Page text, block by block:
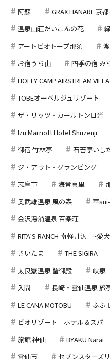
阿蘇
GRAX HANARE 京
温泉山荘だいこんの花
アートビオトープ那須
お宿うち山
四季の宿 み
HOLLY CAMP AIRSTREAM
TOBEオーベルジュリゾート
ザ・リッツ・カールトン日光
Izu Marriott Hotel Shuzenji
御宿 竹林亭
石苔亭いし
ジ・アウト・グランピング
志摩市
海音真里
奥武雄温泉 風の森
萃
金沢湯涌温泉 百楽荘
RITA’S RANCH 南軽井沢 ~愛
さいたま
THE SIGIRA
太良嶽温泉 蟹御殿
峡泉
入間
長崎・雲仙温泉 旅
LE CANA MOTOBU
ふふ
ビオリゾート ホテル＆スパ
旅館 神仙
BYAKU Narai
雲仙市
セブンスターズ